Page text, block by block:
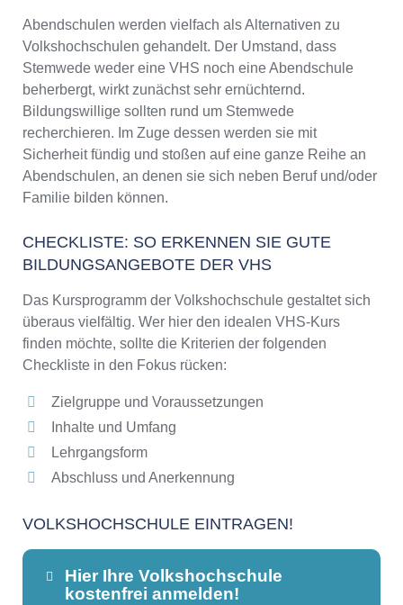
Abendschulen werden vielfach als Alternativen zu
Volkshochschulen gehandelt. Der Umstand, dass
Stemwede weder eine VHS noch eine Abendschule
beherbergt, wirkt zunächst sehr ernüchternd.
Bildungswillige sollten rund um Stemwede
recherchieren. Im Zuge dessen werden sie mit
Sicherheit fündig und stoßen auf eine ganze Reihe an
Abendschulen, an denen sie sich neben Beruf und/oder
Familie bilden können.
CHECKLISTE: SO ERKENNEN SIE GUTE
BILDUNGSANGEBOTE DER VHS
Das Kursprogramm der Volkshochschule gestaltet sich
überaus vielfältig. Wer hier den idealen VHS-Kurs
finden möchte, sollte die Kriterien der folgenden
Checkliste in den Fokus rücken:
Zielgruppe und Voraussetzungen
Inhalte und Umfang
Lehrgangsform
Abschluss und Anerkennung
VOLKSHOCHSCHULE EINTRAGEN!
Hier Ihre Volkshochschule
kostenfrei anmelden!